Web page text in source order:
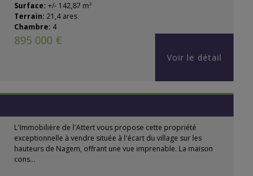
Surface: +/- 142,87 m²
Terrain: 21,4 ares
Chambre: 4
895 000 €
Voir le détail
L'Immobilière de l'Attert vous propose cette propriété
exceptionnelle à vendre située à l'écart du village sur les
hauteurs de Nagem, offrant une vue imprenable. La maison
cons...